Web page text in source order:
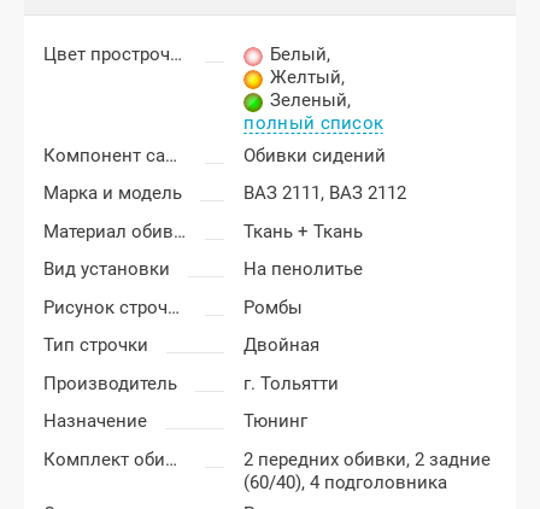
Цвет прострочки Белый,
Желтый,
Зеленый,
полный список
Компонент салона
Обивки сидений
Марка и модель
ВАЗ 2111, ВАЗ 2112
Материал обивки
Ткань + Ткань
Вид установки
На пенолитье
Рисунок строчки
Ромбы
Тип строчки
Двойная
Производитель
г. Тольятти
Назначение
Тюнинг
Комплект обивки
2 передних обивки, 2 задние
(60/40), 4 подголовника